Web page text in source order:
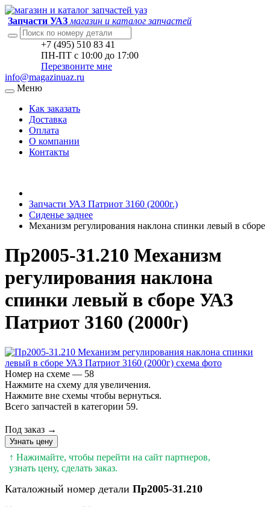
Запчасти УАЗ магазин и каталог запчастей
+7 (495) 510 83 41
ПН-ПТ с 10:00 до 17:00
Перезвоните мне
info@magazinuaz.ru
Меню
Как заказать
Доставка
Оплата
О компании
Контакты
Запчасти УАЗ Патриот 3160 (2000г.)
Сиденье заднее
Механизм регулирования наклона спинки левый в сборе
Пр2005-31.210 Механизм
регулирования наклона
спинки левый в сборе УАЗ
Патриот 3160 (2000г)
Номер на схеме — 58
Нажмите на схему для увеличения.
Нажмите вне схемы чтобы вернуться.
Всего запчастей в категории 59.
Под заказ →
Узнать цену
↑ Нажимайте, чтобы перейти на сайт партнеров,
узнать цену, сделать заказ.
Каталожный номер детали Пр2005-31.210